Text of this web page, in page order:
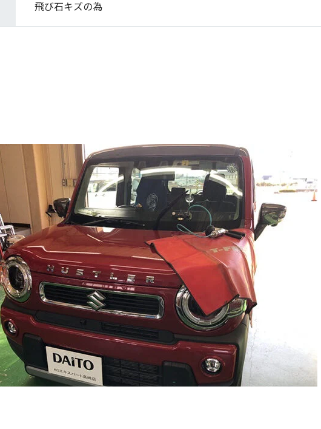
飛び石キズの為